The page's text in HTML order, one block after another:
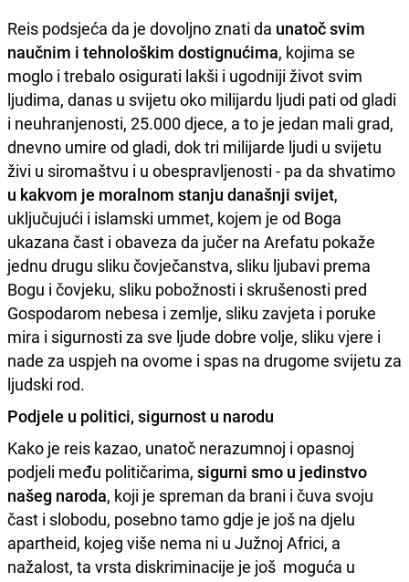
Reis podsjeća da je dovoljno znati da unatoč svim
naučnim i tehnološkim dostignućima, kojima se
moglo i trebalo osigurati lakši i ugodniji život svim
ljudima, danas u svijetu oko milijardu ljudi pati od gladi
i neuhranjenosti, 25.000 djece, a to je jedan mali grad,
dnevno umire od gladi, dok tri milijarde ljudi u svijetu
živi u siromaštvu i u obespravljenosti - pa da shvatimo
u kakvom je moralnom stanju današnji svijet,
uključujući i islamski ummet, kojem je od Boga
ukazana čast i obaveza da jučer na Arefatu pokaže
jednu drugu sliku čovječanstva, sliku ljubavi prema
Bogu i čovjeku, sliku pobožnosti i skrušenosti pred
Gospodarom nebesa i zemlje, sliku zavjeta i poruke
mira i sigurnosti za sve ljude dobre volje, sliku vjere i
nade za uspjeh na ovome i spas na drugome svijetu za
ljudski rod.
Podjele u politici, sigurnost u narodu
Kako je reis kazao, unatoč nerazumnoj i opasnoj
podjeli među političarima, sigurni smo u jedinstvo
našeg naroda, koji je spreman da brani i čuva svoju
čast i slobodu, posebno tamo gdje je još na djelu
apartheid, kojeg više nema ni u Južnoj Africi, a
nažalost, ta vrsta diskriminacije je još moguća u